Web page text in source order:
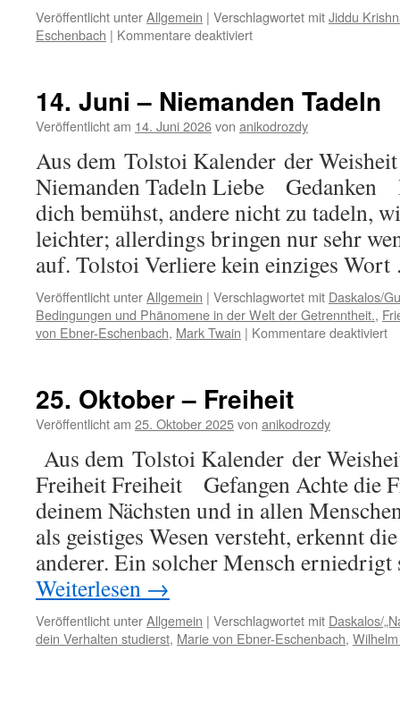
Veröffentlicht unterAllgemein | Verschlagwortet mitJiddu
Eschenbach | Kommentare deaktiviertfür
Verstand
und
14. Juni – Niemanden Tadeln
Veröffentlicht am 14. Juni 2026von anikodrozdy
Aus dem Tolstoi Kalender der
Niemanden Tadeln Liebe
dich bemühst, andere nicht zu tadeln,
leichter; allerdings bringen nur sehr
auf. Tolstoi Verliere kein einziges
Veröffentlicht unterAllgemein | Verschlagwortet mit Daskalos/
Bedingungen und Phänomene in der Welt der Getrenntheit.,
von Ebner-Eschenbach, Mark Twain | Kommentare deaktiviert
25. Oktober – Freiheit
Veröffentlicht am 25. Oktober 2025von anikodrozdy
Aus dem Tolstoi Kalender der
Freiheit Freiheit Gefangen Achte die
deinem Nächsten und in allen
als geistiges Wesen versteht, erkennt
anderer. Ein solcher Mensch
Weiterlesen →
Veröffentlicht unterAllgemein | Verschlagwortet mit Daskalos/
dein Verhalten studierst, Marie von Ebner-Eschenbach,